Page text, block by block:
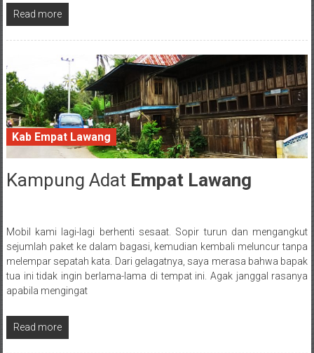
Read more
Kab Empat Lawang
30 January 2018
Kampung Adat Empat Lawang
Posted By: wirawan
Mobil kami lagi-lagi berhenti sesaat. Sopir turun dan mengangkut
sejumlah paket ke dalam bagasi, kemudian kembali meluncur tanpa
melempar sepatah kata. Dari gelagatnya, saya merasa bahwa bapak
tua ini tidak ingin berlama-lama di tempat ini. Agak janggal rasanya
apabila mengingat
Read more